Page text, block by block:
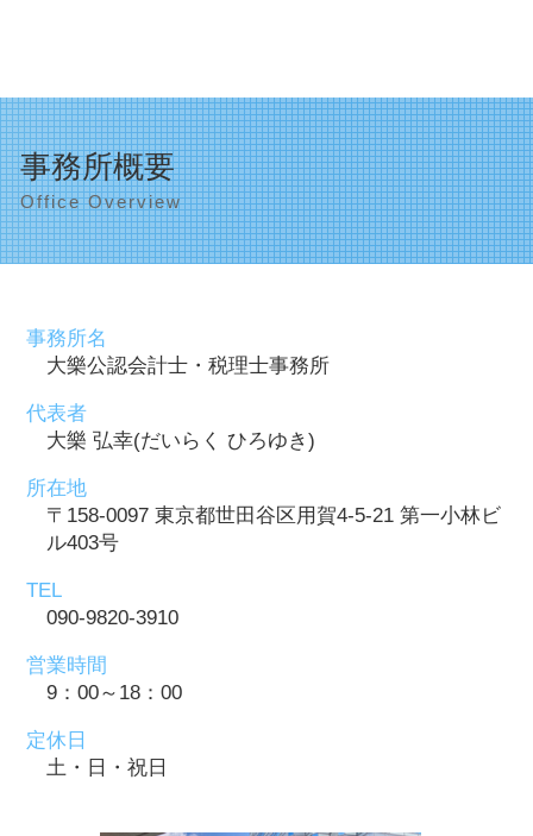
事務所概要
Office Overview
事務所名
大樂公認会計士・税理士事務所
代表者
大樂 弘幸(だいらく ひろゆき)
所在地
〒158-0097 東京都世田谷区用賀4-5-21 第一小林ビ
ル403号
TEL
090-9820-3910
営業時間
9：00～18：00
定休日
土・日・祝日